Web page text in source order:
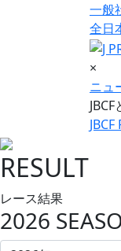
一般
全日
×
ニュ
JBCF
RESULT
レース結果
2026